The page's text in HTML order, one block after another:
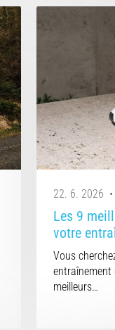
22. 6. 2026 •
Les 9
votre
Vous
entraînement
meilleurs…